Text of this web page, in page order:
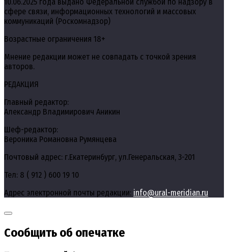
10.06.2025 года выдано Федеральной службой по надзору в
сфере связи, информационных технологий и массовых
коммуникаций (Роскомнадзор)
Возрастные ограничения 18+
Мнение редакции может не совпадать с точкой зрения
авторов.
РЕДАКЦИЯ
Главный редактор:
Александр Владимирович Аникин
Шеф-редактор:
Вероника Романовна Румянцева
Почтовый адрес: г.Екатеринбург, ул.Генеральская, 3-201
Тел: 8 ( 912 ) 600 19 10
Адрес электронной почты редакции: info@ural-meridian.ru
Сообщить об опечатке